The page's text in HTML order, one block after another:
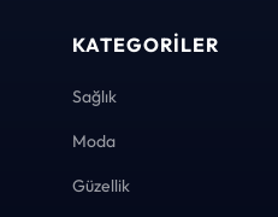
KATEGORILER
Sağlık
Moda
Güzellik